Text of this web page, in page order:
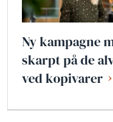
Ny kampagne
skarpt på de
ved kopivarer